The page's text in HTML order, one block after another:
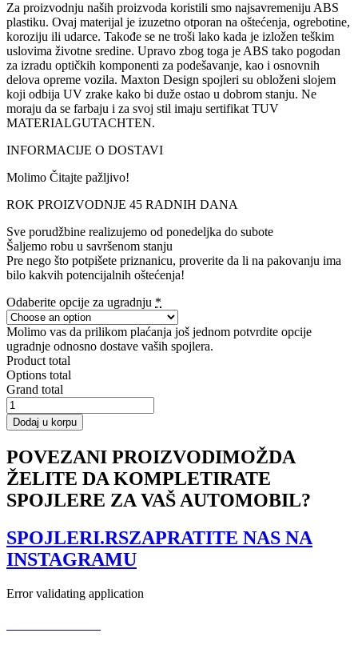
Za proizvodnju naših proizvoda koristili smo najsavremeniju ABS
plastiku. Ovaj materijal je izuzetno otporan na oštećenja, ogrebotine,
koroziju ili udarce. Takođe se ne troši lako kada je izložen teškim
uslovima životne sredine. Upravo zbog toga je ABS tako pogodan
za izradu optičkih komponenti za podešavanje, kao i osnovnih
delova opreme vozila. Maxton Design spojleri su obloženi slojem
koji odbija UV zrake kako bi duže ostao u dobrom stanju. Ne
moraju da se farbaju i za svoj stil imaju sertifikat TUV
MATERIALGUTACHTEN.
INFORMACIJE O DOSTAVI
Molimo Čitajte pažljivo!
ROK PROIZVODNJE 45 RADNIH DANA
Sve porudžbine realizujemo od ponedeljka do subote
Šaljemo robu u savršenom stanju
Pre nego što potpišete priznanicu, proverite da li na pakovanju ima
bilo kakvih potencijalnih oštećenja!
Odaberite opcije za ugradnju *
Molimo vas da prilikom plaćanja još jednom potvrdite opcije
ugradnje odnosno dostave vaših spojlera.
Product total
Options total
Grand total
SIDE
SKIRTS
DIFFUSERS
ZAFIRA
B
OPC
količina
Dodaj u korpu
POVEZANI PROIZVODIMOŽDA
ŽELITE DA KOMPLETIRATE
SPOJLERE ZA VAŠ AUTOMOBIL?
SPOJLERI.RSZAPRATITE NAS NA
INSTAGRAMU
Error validating application